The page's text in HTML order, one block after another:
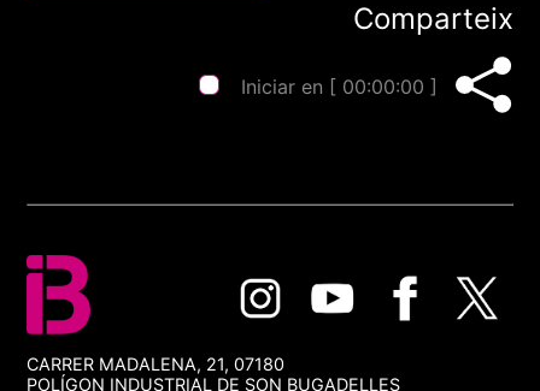
Comparteix
Iniciar en [ 00:00:00 ]
CARRER MADALENA, 21, 07180
POLÍGON INDUSTRIAL DE SON BUGADELLES